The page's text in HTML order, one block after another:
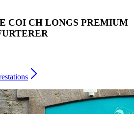
COI CH LONGS PREMIUM